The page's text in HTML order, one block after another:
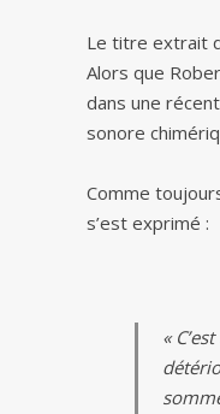
Le titre extrait
Alors que
dans une
sonore
Comme
s’est exprimé :
«